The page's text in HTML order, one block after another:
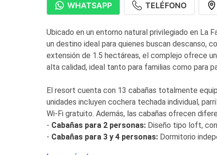
WHATSAPP TELÉFONO
Ubicado en un entorno natural privilegiado en La
un destino ideal para quienes buscan descanso,
extensión de 1.5 hectáreas, el complejo ofrece
alta calidad, ideal tanto para familias como para
El resort cuenta con 13 cabañas totalmente
unidades incluyen cochera techada individual,
Wi-Fi gratuito. Además, las cabañas ofrecen
- Cabañas para 2 personas: Diseño tipo loft,
- Cabañas para 3 y 4 personas: Dormitorio